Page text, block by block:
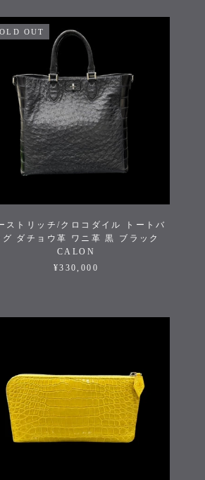
OUT
ストリッチ/クロコダイル トートバ
グ ダチョウ革 ワニ革 黒 ブラック
CALON
¥330,000